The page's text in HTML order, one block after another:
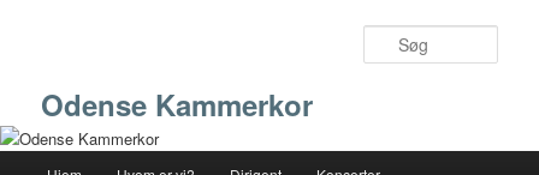
Odense Kammerkor